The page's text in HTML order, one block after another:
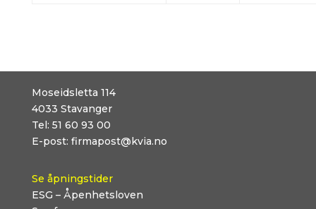
Moseidsletta 114
4033 Stavanger
Tel: 51 60 93 00
E-post: firmapost@kvia.no
Se åpningstider
ESG – Åpenhetsloven